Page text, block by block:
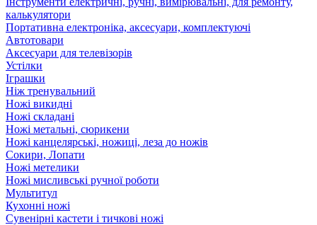
калькулятори
Портативна електроніка, аксесуари, комплектуючі
Автотовари
Аксесуари для телевізорів
Устілки
Іграшки
Ніж тренувальний
Ножі викидні
Ножі складані
Ножі метальні, сюрикени
Ножі канцелярські, ножиці, леза до ножів
Сокири, Лопати
Ножі метелики
Ножі мисливські ручної роботи
Мультитул
Кухонні ножі
Сувенірні кастети і тичкові ножі